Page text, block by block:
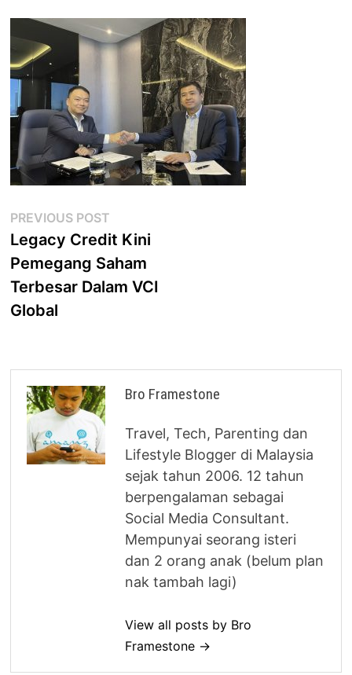
Post
navigation
PREVIOUS POST
post:
Legacy Credit Kini
Pemegang Saham
Terbesar Dalam VCI
Global
Bro Framestone
Travel, Tech, Parenting dan
Lifestyle Blogger di Malaysia
sejak tahun 2006. 12 tahun
berpengalaman sebagai
Social Media Consultant.
Mempunyai seorang isteri
dan 2 orang anak (belum plan
nak tambah lagi)
View all posts by Bro
Framestone →